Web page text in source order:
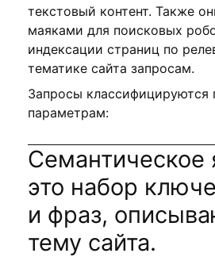
текстовый контент. Также
маяками для поисковых
индексации страниц по
тематике сайта запросам.
Запросы
параметрам:
это набор
и фраз,
тему сайта.